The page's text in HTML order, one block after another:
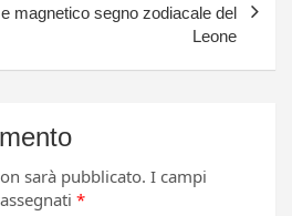
magnetico segno zodiacale del
Leone
sarà pubblicato. I campi
*